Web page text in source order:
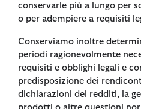
conservarle più a lungo per
o per adempiere a requisiti
Conserviamo inoltre
periodi ragionevolmente
requisiti e obblighi legali e
predisposizione dei
dichiarazioni dei redditi, la